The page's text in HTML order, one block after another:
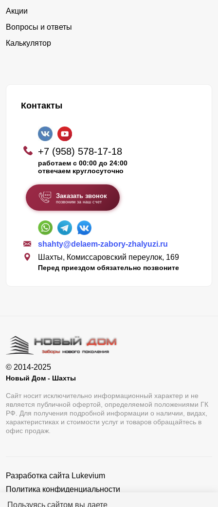
Пользуясь сайтом вы даете
Акции
Вопросы и ответы
Калькулятор
Контакты
+7 (958) 578-17-18
работаем с 00:00 до 24:00
отвечаем круглосуточно
Заказать звонок
позвоним за наш счет
shahty@delaem-zabory-zhalyuzi.ru
Шахты, Комиссаровский переулок, 169
Перед приездом обязательно позвоните
© 2014-2025
Новый Дом - Шахты
Сайт носит исключительно информационный характер и не
является публичной офертой, определяемой положениями ГК
РФ. Для получения подробной информации о наличии, видах,
характеристиках и стоимости услуг и товаров обращайтесь в
офис продаж.
Разработка сайта Lukevium
Политика конфиденциальности
Пользовательское соглашение